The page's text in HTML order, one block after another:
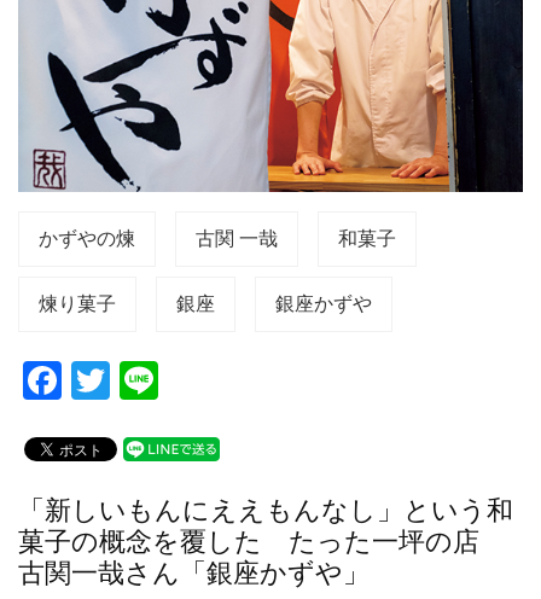
かずやの煉 古関 一哉 和菓子
煉り菓子 銀座 銀座かずや
F
c
e
b
o
T
tt
er
e
「新しいもんにええもんなし」という和
菓子の概念を覆した たった一坪の店
古関一哉さん「銀座かずや」